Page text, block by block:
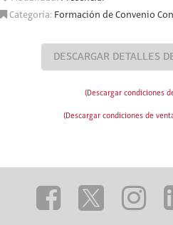
Categoría: Formación de Convenio
DESCARGAR DETALLES
(Descargar condiciones
(Descargar condiciones de